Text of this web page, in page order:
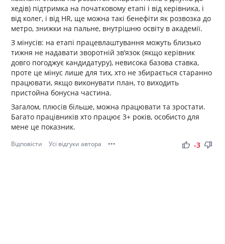
хедів) підтримка на початковому етапі і від керівника, і
від колег, і від HR, ще можна такі бенефіти як розвозка до
метро, знижки на пальне, внутрішню освіту в академії.
З мінусів: на етапі працевлаштування можуть близько
тижня не надавати зворотній зв’язок (якщо керівник
довго погоджує кандидатуру), невисока базова ставка,
проте це мінус лише для тих, хто не збирається старанно
працювати, якщо виконувати план, то виходить
пристойна бонусна частина.
Загалом, плюсів більше, можна працювати та зростати.
Багато працівників хто працює 3+ років, особисто для
мене це показник.
Відповісти Усі відгуки автора ••• thumb_up thumb_down
-3